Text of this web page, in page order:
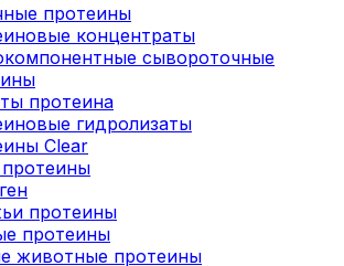
протеины
концентраты
сывороточные
протеина
гидролизаты
Clear
протеины
протеины
животные протеины